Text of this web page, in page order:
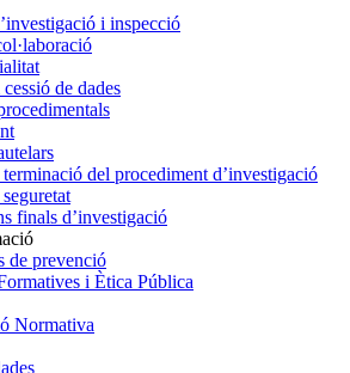
i inspecció
de dades
del procediment d’investigació
finals d’investigació
de prevenció
i Ètica Pública
Normativa